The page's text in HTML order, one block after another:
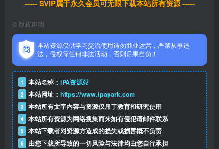
----- SVIP属于永久会员可无限下载本站所有资源 -----
© 版权声明
本站资源仅供学习交流使用请勿商业运营，严禁从事违
法，侵权等任何非法活动，否则后果自负！
1 本站名称： iPA资源站
2 本站网址： https://www.ipapark.com
3 本站所有文字内容与资源仅用于教育和研究使用
4 本站所有资源为网络搜集而来如有侵犯请邮件联系
5 本站下载者对资源方造成的损失或损害概不负责
6 由您下载所导致的一切风险与法律均由您自行承担